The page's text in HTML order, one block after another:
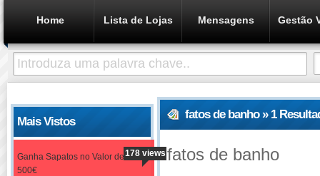
Home Lista de Lojas Mensagens Gestão
Mais Vistos
Ganha Sapatos no Valor de
500€
178 views
fatos de banho » 1
fatos de banho